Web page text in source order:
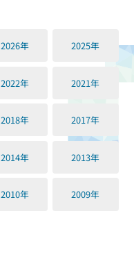
2026年 2025年
2022年 2021年
2018年 2017年
2014年 2013年
2010年 2009年